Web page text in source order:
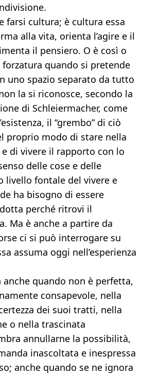
farsi cultura; è cultura essa
alla vita, orienta l’agire e il
il pensiero. O è così o
forzatura quando si pretende
uno spazio separato da tutto
la si riconosce, secondo la
di Schleiermacher, come
il “grembo” di ciò
proprio modo di stare nella
di vivere il rapporto con lo
delle cose e delle
livello fontale del vivere e
ha bisogno di essere
perché ritrovi il
Ma è anche a partire da
ci si può interrogare su
assuma oggi nell’esperienza
anche quando non è perfetta,
consapevole, nella
dei suoi tratti, nella
o nella trascinata
annullarne la possibilità,
inascoltata e inespressa
anche quando se ne ignora